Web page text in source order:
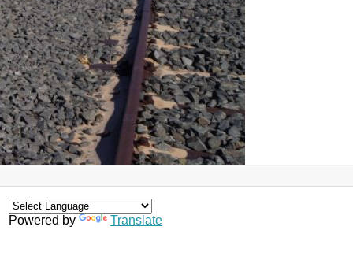
Powered by Translate